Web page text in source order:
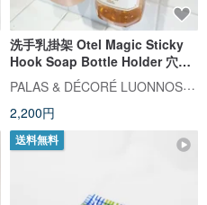
洗手乳掛架 Otel Magic Sticky
Hook Soap Bottle Holder 穴直
径33mm ソープボトルホルダー
大理石紋路 金色
PALAS & DÉCORÉ LUONNOS パラデック
2,200円
送料無料